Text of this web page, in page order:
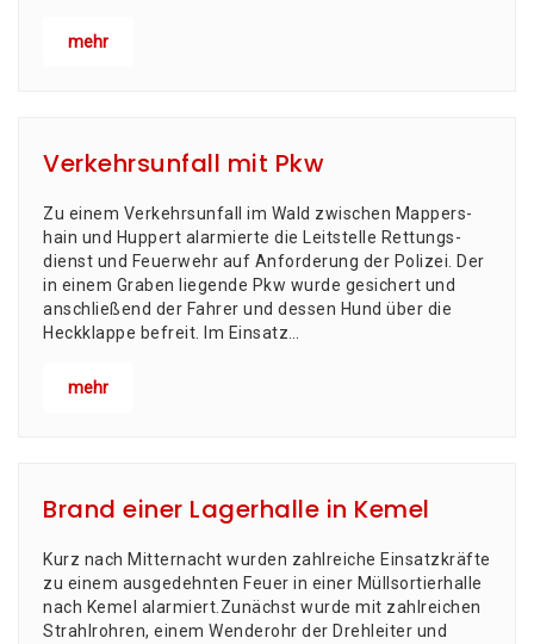
mehr
Verkehrsunfall mit Pkw
Zu einem Ver­kehrs­un­fall im Wald zwi­schen Map­pers­
hain und Hup­pert alar­mier­te die Leit­stel­le Ret­tungs­
dienst und Feu­er­wehr auf Anfor­de­rung der Poli­zei. Der
in einem Gra­ben lie­gen­de Pkw wur­de gesi­chert und
anschlie­ßend der Fah­rer und des­sen Hund über die
Heck­klap­pe befreit. Im Ein­satz…
mehr
Brand einer Lagerhalle in Kemel
Kurz nach Mit­ter­nacht wur­den zahl­rei­che Einsatzkräfte
zu einem aus­ge­dehn­ten Feu­er in einer Müllsortierhalle
nach Kemel alar­miert.Zunächst wur­de mit zahl­rei­chen
Strahl­roh­ren, einem Wen­de­rohr der Dreh­lei­ter und